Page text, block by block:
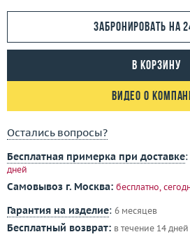
Забронировать на
В корзину
Видео о
Остались вопросы?
Бесплатная примерка при доставке:
дней
Самовывоз г. Москва: бесплатно,
Гарантия на изделие: 6 месяцев
Бесплатный возврат: в течение 14 дней